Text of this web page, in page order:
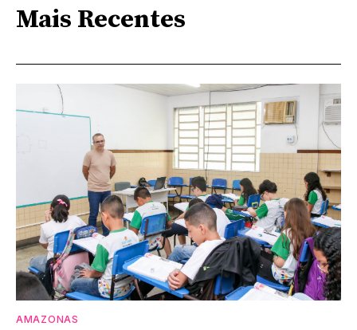
Mais Recentes
AMAZONAS